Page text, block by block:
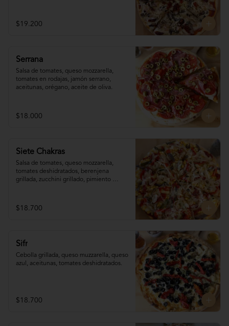
$19.200
Serrana
Salsa de tomates, queso mozzarella,
tomates en rodajas, jamón serrano,
aceitunas, orégano, aceite de oliva.
$18.000
Siete Chakras
Salsa de tomates, queso mozzarella,
tomates deshidratados, berenjena
grillada, zucchini grillado, pimiento
$18.700
Sifr
Cebolla grillada, queso muzzarella, queso
azul, aceitunas, tomates deshidratados.
$18.700